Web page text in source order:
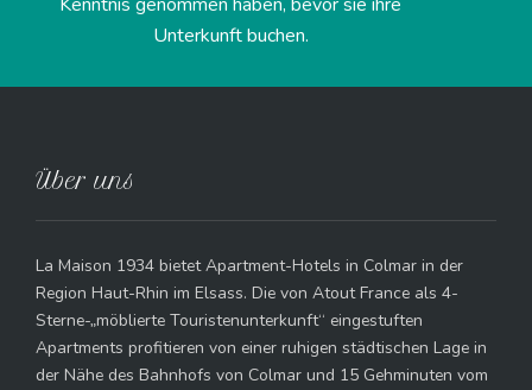
Kenntnis genommen haben, bevor sie ihre
Unterkunft buchen.
Über uns
La Maison 1934 bietet Apartment-Hotels in Colmar in der
Region Haut-Rhin im Elsass. Die von Atout France als 4-
Sterne-„möblierte Touristenunterkunft“ eingestuften
Apartments profitieren von einer ruhigen städtischen Lage in
der Nähe des Bahnhofs von Colmar und 15 Gehminuten vom